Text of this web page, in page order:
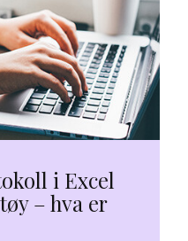
i Excel
– hva er